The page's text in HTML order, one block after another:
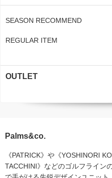
SEASON RECOMMEND
REGULAR ITEM
OUTLET
Palms&co.
《PATRICK》や《YOSHINORI
TACCHINI》などのゴルフライン